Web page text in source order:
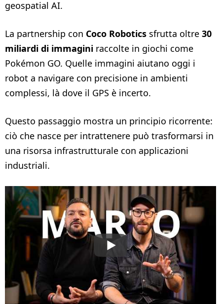
geospatial AI.
La partnership con Coco Robotics sfrutta oltre 30
miliardi di immagini raccolte in giochi come
Pokémon GO. Quelle immagini aiutano oggi i
robot a navigare con precisione in ambienti
complessi, là dove il GPS è incerto.
Questo passaggio mostra un principio ricorrente:
ciò che nasce per intrattenere può trasformarsi in
una risorsa infrastrutturale con applicazioni
industriali.